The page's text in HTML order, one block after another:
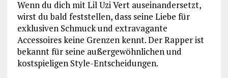
Wenn du dich mit Lil Uzi Vert auseinandersetzt,
wirst du bald feststellen, dass seine Liebe für
exklusiven Schmuck und extravagante
Accessoires keine Grenzen kennt. Der Rapper ist
bekannt für seine außergewöhnlichen und
kostspieligen Style-Entscheidungen.